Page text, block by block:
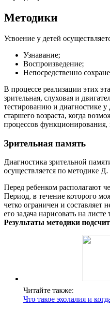
Методики
Усвоение у детей
Узнавание;
Воспроизведение;
Непосредственно
В процессе реализации этих
зрительная, слуховая и
тестированию и диагностике
старшего возраста, когда
процессов функционирования,
Зрительная память
Диагностика зрительной
осуществляется по методике Д.
Перед ребенком располагают
Период, в течение которого
четко ограничен и составляет
его задача нарисовать на
Результаты методики
Читайте также:
Что такое эхолалия и